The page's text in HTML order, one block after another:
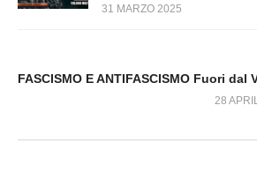
31 MARZO 2025
28